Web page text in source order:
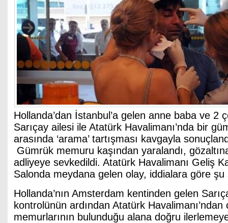
Hollanda’dan İstanbul’a gelen anne baba ve 2
Sarıçay ailesi ile Atatürk Havalimanı’nda bir
arasında ‘arama’ tartışması kavgayla
Gümrük memuru kaşından yaralandı,
adliyeye sevkedildi. Atatürk Havalimanı Geliş
Salonda meydana gelen olay, iddialara göre şu
Hollanda’nın Amsterdam kentinden gelen
kontrolünün ardından Atatürk
memurlarının bulunduğu alana doğru